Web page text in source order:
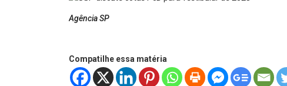
Agência SP
Compatilhe essa matéria